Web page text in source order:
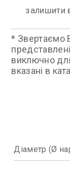
залишити
* Звертаємо
виключно для
вказані в
Діаметр (Ø